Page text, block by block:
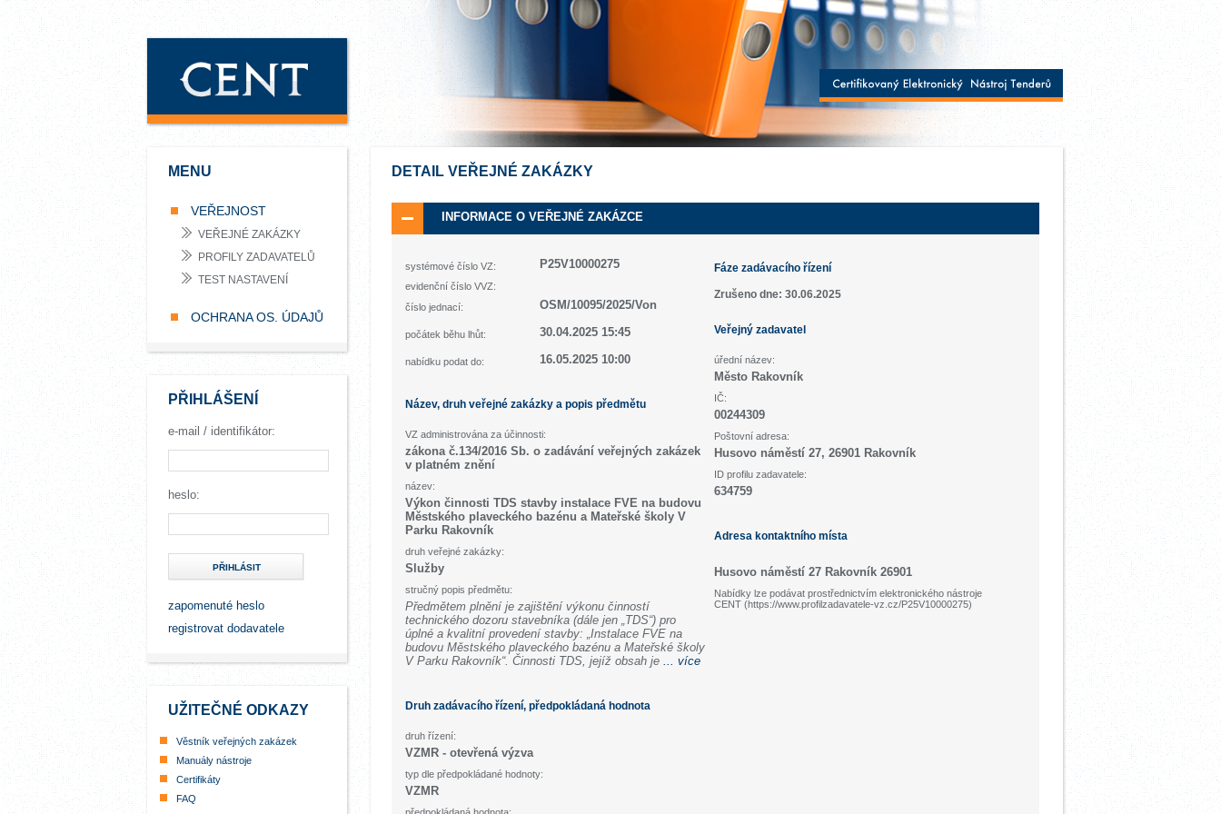
MENU
VEŘEJNOST
VEŘEJNÉ ZAKÁZKY
PROFILY ZADAVATELŮ
TEST NASTAVENÍ
OCHRANA OS. ÚDAJŮ
PŘIHLÁŠENÍ
e-mail / identifikátor:
heslo:
PŘIHLÁSIT
zapomenuté heslo
registrovat dodavatele
UŽITEČNÉ ODKAZY
Věstník veřejných zakázek
Manuály nástroje
Certifikáty
FAQ
DETAIL VEŘEJNÉ ZAKÁZKY
INFORMACE O VEŘEJNÉ ZAKÁZCE
systémové číslo VZ: P25V10000275
evidenční číslo VVZ:
číslo jednací:
OSM/10095/2025/Von
počátek běhu lhůt: 30.04.2025 15:45
nabídku podat do: 16.05.2025 10:00
Název, druh veřejné zakázky a popis předmětu
VZ administrována za účinnosti:
zákona č.134/2016 Sb. o zadávání veřejných zakázek
v platném znění
název:
Výkon činnosti TDS stavby instalace FVE na budovu
Městského plaveckého bazénu a Mateřské školy V
Parku Rakovník
druh veřejné zakázky:
Služby
stručný popis předmětu:
Předmětem plnění je zajištění výkonu činností
technického dozoru stavebníka (dále jen „TDS“) pro
úplné a kvalitní provedení stavby: „Instalace FVE na
budovu Městského plaveckého bazénu a Mateřské školy
V Parku Rakovník“. Činnosti TDS, jejíž obsah je ... více
Druh zadávacího řízení, předpokládaná hodnota
druh řízení:
VZMR - otevřená výzva
typ dle předpokládané hodnoty:
VZMR
Fáze zadávacího řízení
Zrušeno dne: 30.06.2025
Veřejný zadavatel
úřední název:
Město Rakovník
IČ:
00244309
Poštovní adresa:
Husovo náměstí 27, 26901 Rakovník
ID profilu zadavatele:
634759
Adresa kontaktního místa
Husovo náměstí 27 Rakovník 26901
Nabídky lze podávat prostřednictvím elektronického nástroje
CENT (https://www.profilzadavatele-vz.cz/P25V10000275)